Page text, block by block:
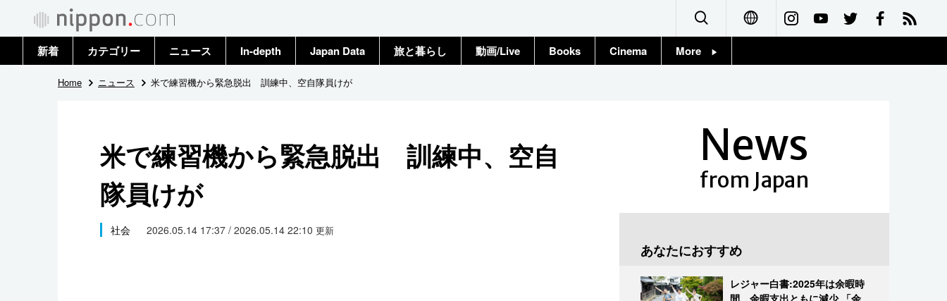
Français
新着 カテゴリー
政治・外交
国際
社会
文化
ニュース
トップ
In-depth Japan Data 旅と暮らし 動画/Live Books Cinema More
Home ニュース 米で練習機から緊急脱出 訓練中、空自隊員けが
米で練習機から緊急脱出 訓練中、空自
隊員けが
社会 2026.05.14 17:37 / 2026.05.14 22:10 更新
News
from Japan
あなたにおすすめ
レジャー白書:2025年は余暇時
間、余暇支出ともに減少 「余